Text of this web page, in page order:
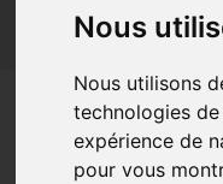
Nous
Nous utilisons
technologies
expérience de
pour vous
Actualité 2026 Nos
Formation
Mission
menu